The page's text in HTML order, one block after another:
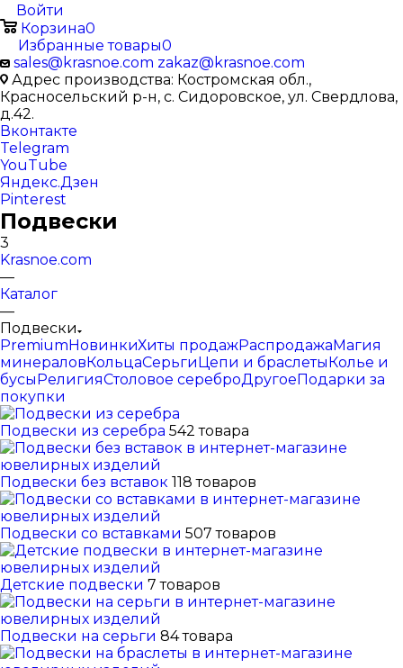
Войти
Корзина0
Избранные товары0
sales@krasnoe.com zakaz@krasnoe.com
Адрес производства: Костромская обл.,
Красносельский р-н, с. Сидоровское, ул. Свердлова,
д.42.
Вконтакте
Telegram
YouTube
Яндекс.Дзен
Pinterest
Подвески
3
Krasnoe.com
—
Каталог
—
Подвески
PremiumНовинкиХиты продажРаспродажаМагия
минераловКольцаСерьгиЦепи и браслетыКолье и
бусыРелигияСтоловое сереброДругоеПодарки за
покупки
Подвески из серебра 542 товара
Подвески без вставок 118 товаров
Подвески со вставками 507 товаров
Детские подвески 7 товаров
Подвески на серьги 84 товара